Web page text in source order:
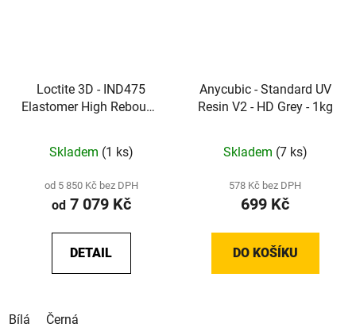
Loctite 3D - IND475
Elastomer High Rebound
tlumicí díly
Skladem (1 ks)
od 5 850 Kč bez DPH
od7 079 Kč
DETAIL
Bílá Černá
Anycubic - Standard UV
Resin V2 - HD Grey - 1kg
Skladem (7 ks)
578 Kč bez DPH
699 Kč
DO KOŠÍKU